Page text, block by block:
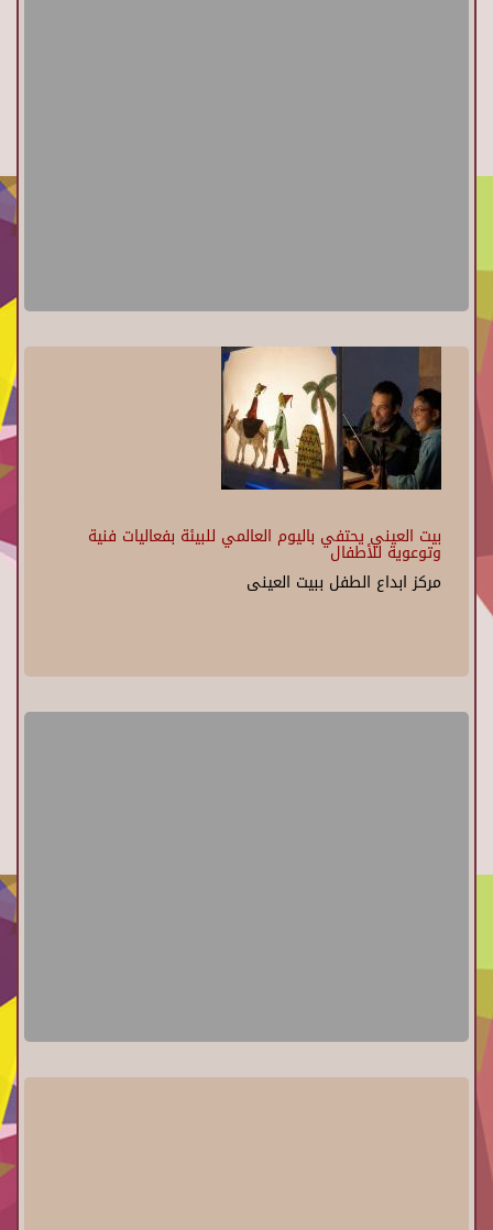
بيت العيني يحتفي باليوم العالمي للبيئة بفعاليات فنية
وتوعوية للأطفال
مركز ابداع الطفل ببيت العينى